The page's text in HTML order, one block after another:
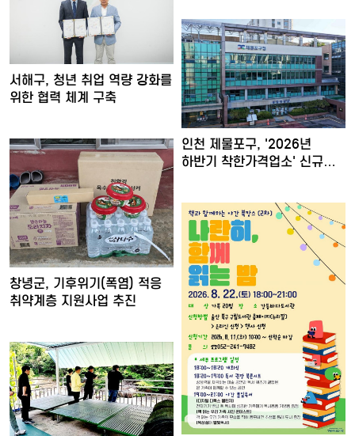
서해구, 청년 취업 역량 강화를
위한 협력 체계 구축
인천 제물포구, '2026년
하반기 착한가격업소' 신규…
창녕군, 기후위기(폭염) 적응
취약계층 지원사업 추진